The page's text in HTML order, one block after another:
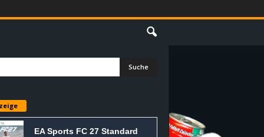
EA Sports FC 27 Standard